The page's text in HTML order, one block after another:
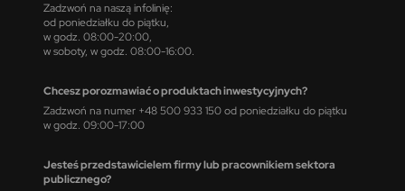
Zadzwoń na naszą infolinię:
od poniedziałku do piątku,
w godz. 08:00-20:00,
w soboty, w godz. 08:00-16:00.
Chcesz porozmawiać o produktach inwestycyjnych?
Zadzwoń na numer +48 500 933 150 od poniedziałku do piątku
w godz. 09:00-17:00
Jesteś przedstawicielem firmy lub pracownikiem sektora
publicznego?